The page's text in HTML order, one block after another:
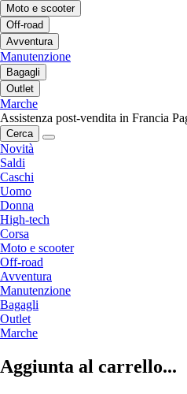
Moto e scooter
Off-road
Avventura
Manutenzione
Bagagli
Outlet
Marche
Assistenza post-vendita in Francia
Cerca
Novità
Saldi
Caschi
Uomo
Donna
High-tech
Corsa
Moto e scooter
Off-road
Avventura
Manutenzione
Bagagli
Outlet
Marche
Aggiunta al carrello...